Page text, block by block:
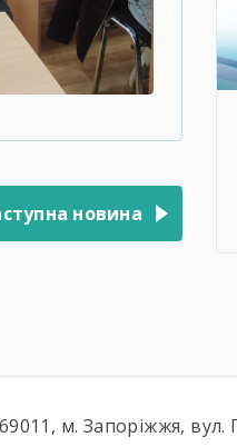
новина
м. Запоріжжя, вул.